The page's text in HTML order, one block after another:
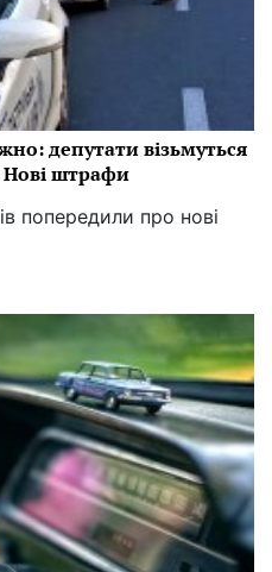
депутати візьмуться
Нові штрафи
попередили про нові